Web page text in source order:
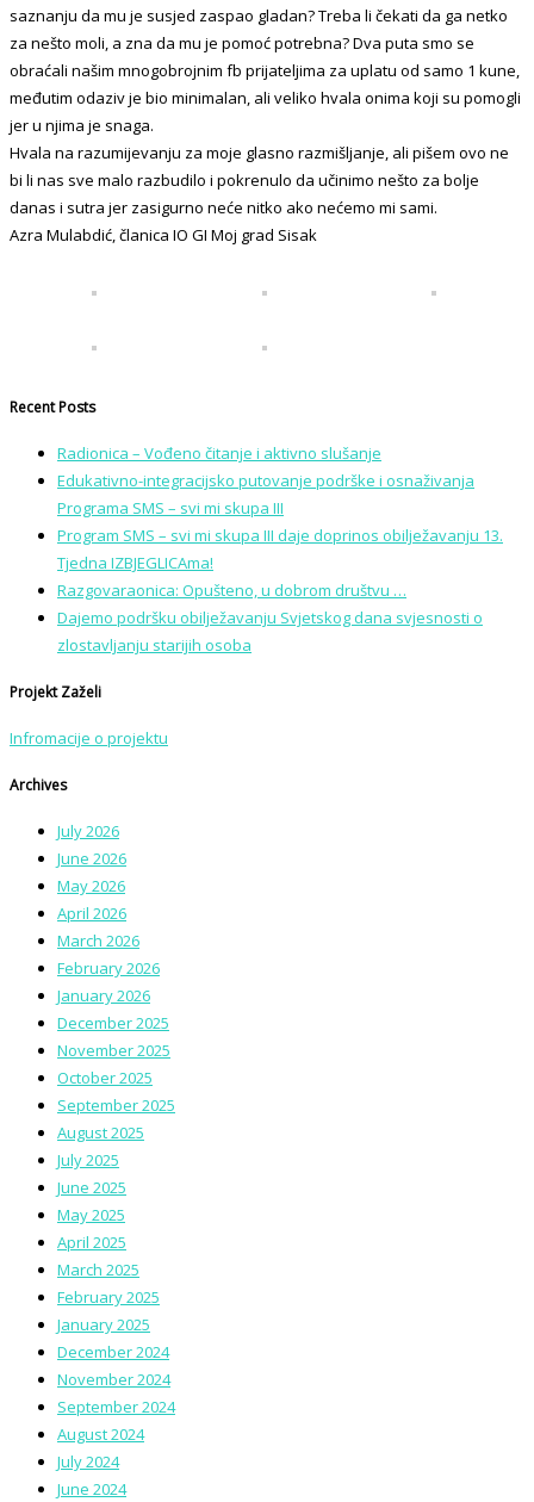
saznanju da mu je susjed zaspao gladan? Treba li čekati da ga netko
za nešto moli, a zna da mu je pomoć potrebna? Dva puta smo se
obraćali našim mnogobrojnim fb prijateljima za uplatu od samo 1 kune,
međutim odaziv je bio minimalan, ali veliko hvala onima koji su pomogli
jer u njima je snaga.
Hvala na razumijevanju za moje glasno razmišljanje, ali pišem ovo ne
bi li nas sve malo razbudilo i pokrenulo da učinimo nešto za bolje
danas i sutra jer zasigurno neće nitko ako nećemo mi sami.
Azra Mulabdić, članica IO GI Moj grad Sisak
Recent Posts
Radionica – Vođeno čitanje i aktivno slušanje
Edukativno-integracijsko putovanje podrške i osnaživanja
Programa SMS – svi mi skupa III
Program SMS – svi mi skupa III daje doprinos obilježavanju 13.
Tjedna IZBJEGLICAma!
Razgovaraonica: Opušteno, u dobrom društvu …
Dajemo podršku obilježavanju Svjetskog dana svjesnosti o
zlostavljanju starijih osoba
Projekt Zaželi
Infromacije o projektu
Archives
July 2026
June 2026
May 2026
April 2026
March 2026
February 2026
January 2026
December 2025
November 2025
October 2025
September 2025
August 2025
July 2025
June 2025
May 2025
April 2025
March 2025
February 2025
January 2025
December 2024
November 2024
September 2024
August 2024
July 2024
June 2024